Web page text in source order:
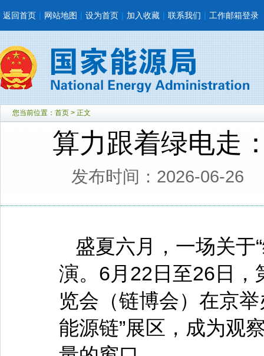
返回首页 | 网站地图 | 设为首页 | 加入收藏 | 联系我们 | 工作邮箱登录
您当前位置： 首页 > 正文
算力跟着绿电走
发布时间：2026-06-26
盛夏六月，一场关于
演。6月22日至26日，
览会（链博会）在京
能源链”展区，成为观